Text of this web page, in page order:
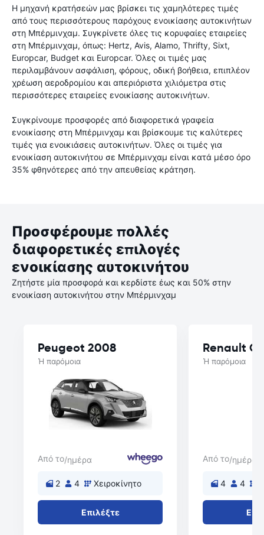
Η μηχανή κρατήσεών μας βρίσκει τις χαμηλότερες τιμές
από τους περισσότερους παρόχους ενοικίασης αυτοκινήτων
στη Μπέρμινχαμ. Συγκρίνετε όλες τις κορυφαίες εταιρείες
στη Μπέρμινχαμ, όπως: Hertz, Avis, Alamo, Thrifty, Sixt,
Europcar, Budget και Europcar. Όλες οι τιμές μας
περιλαμβάνουν ασφάλιση, φόρους, οδική βοήθεια, επιπλέον
χρέωση αεροδρομίου και απεριόριστα χιλιόμετρα στις
περισσότερες εταιρείες ενοικίασης αυτοκινήτων.
Συγκρίνουμε προσφορές από διαφορετικά γραφεία
ενοικίασης στη Μπέρμινχαμ και βρίσκουμε τις καλύτερες
τιμές για ενοικιάσεις αυτοκινήτων. Όλες οι τιμές για
ενοικίαση αυτοκινήτου σε Μπέρμινχαμ είναι κατά μέσο όρο
35% φθηνότερες από την απευθείας κράτηση.
Προσφέρουμε πολλές
διαφορετικές επιλογές
ενοικίασης αυτοκινήτου
Ζητήστε μία προσφορά και κερδίστε έως και 50% στην
ενοικίαση αυτοκινήτου στην Μπέρμινχαμ
Peugeot 2008
Ή παρόμοια
Από το/ημέρα
2 4 Χειροκίνητο
Επιλέξτε
Renault
Ή παρόμοια
Από το/ημέρα
4 4